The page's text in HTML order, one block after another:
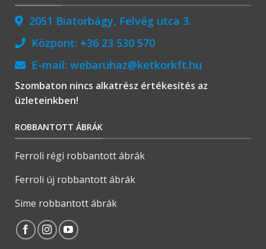
2051 Biatorbágy, Felvég utca 3.
Központ: +36 23 530 570
E-mail: webaruhaz@ketkorkft.hu
Szombaton nincs alkatrész értékesítés az
üzleteinkben!
ROBBANTOTT ÁBRÁK
Ferroli régi robbantott ábrák
Ferroli új robbantott ábrák
Sime robbantott ábrák